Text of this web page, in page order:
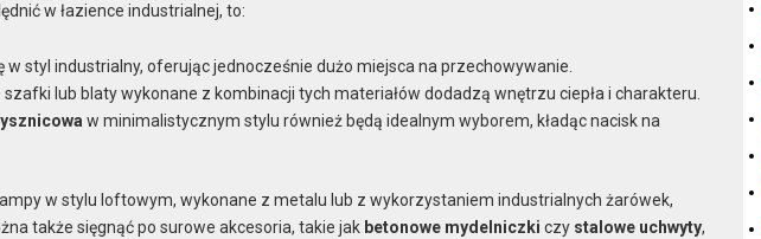
w łazience industrialnej, to:
w styl industrialny, oferując jednocześnie dużo miejsca na przechowywanie.
szafki lub blaty wykonane z kombinacji tych materiałów dodadzą wnętrzu ciepła i charakteru.
w minimalistycznym stylu również będą idealnym wyborem, kładąc nacisk na
w stylu loftowym, wykonane z metalu lub z wykorzystaniem industrialnych żarówek,
także sięgnąć po surowe akcesoria, takie jak betonowe mydelniczki czy stalowe uchwyty,